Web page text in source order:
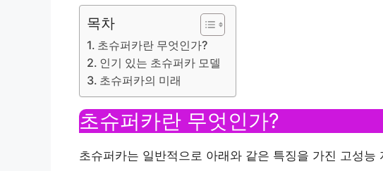
목차
초슈퍼카란 무엇인가?
인기 있는 초슈퍼카 모델
초슈퍼카의 미래
초슈퍼카란 무엇인가?
초슈퍼카는 일반적으로 아래와 같은 특징을 가진 고성능